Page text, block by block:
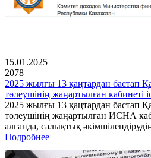
15.01.2025
2078
2025 жылғы 13 қаңтардан бастап
төлеушінің жаңартылған кабинеті
2025 жылғы 13 қаңтардан бастап
төлеушінің жаңартылған ИСНА
алғанда, салықтық
Подробнее